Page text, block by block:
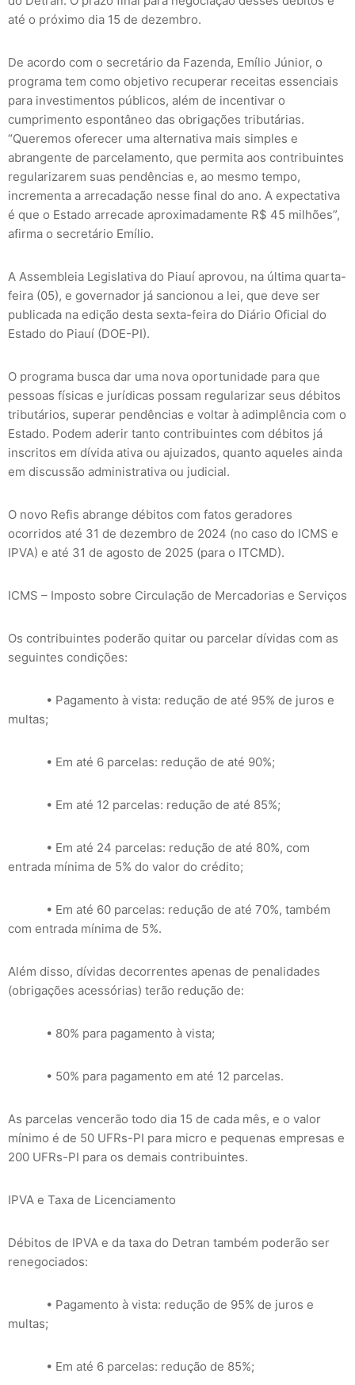
até o próximo dia 15 de dezembro.
De acordo com o secretário da Fazenda, Emílio Júnior, o
programa tem como objetivo recuperar receitas essenciais
para investimentos públicos, além de incentivar o
cumprimento espontâneo das obrigações tributárias.
“Queremos oferecer uma alternativa mais simples e
abrangente de parcelamento, que permita aos contribuintes
regularizarem suas pendências e, ao mesmo tempo,
incrementa a arrecadação nesse final do ano. A expectativa
é que o Estado arrecade aproximadamente R$ 45 milhões”,
afirma o secretário Emílio.
A Assembleia Legislativa do Piauí aprovou, na última quarta-
feira (05), e governador já sancionou a lei, que deve ser
publicada na edição desta sexta-feira do Diário Oficial do
Estado do Piauí (DOE-PI).
O programa busca dar uma nova oportunidade para que
pessoas físicas e jurídicas possam regularizar seus débitos
tributários, superar pendências e voltar à adimplência com o
Estado. Podem aderir tanto contribuintes com débitos já
inscritos em dívida ativa ou ajuizados, quanto aqueles ainda
em discussão administrativa ou judicial.
O novo Refis abrange débitos com fatos geradores
ocorridos até 31 de dezembro de 2024 (no caso do ICMS e
IPVA) e até 31 de agosto de 2025 (para o ITCMD).
ICMS – Imposto sobre Circulação de Mercadorias e Serviços
Os contribuintes poderão quitar ou parcelar dívidas com as
seguintes condições:
• Pagamento à vista: redução de até 95% de juros e
multas;
• Em até 6 parcelas: redução de até 90%;
• Em até 12 parcelas: redução de até 85%;
• Em até 24 parcelas: redução de até 80%, com
entrada mínima de 5% do valor do crédito;
• Em até 60 parcelas: redução de até 70%, também
com entrada mínima de 5%.
Além disso, dívidas decorrentes apenas de penalidades
(obrigações acessórias) terão redução de:
• 80% para pagamento à vista;
• 50% para pagamento em até 12 parcelas.
As parcelas vencerão todo dia 15 de cada mês, e o valor
mínimo é de 50 UFRs-PI para micro e pequenas empresas e
200 UFRs-PI para os demais contribuintes.
IPVA e Taxa de Licenciamento
Débitos de IPVA e da taxa do Detran também poderão ser
renegociados:
• Pagamento à vista: redução de 95% de juros e
multas;
• Em até 6 parcelas: redução de 85%;